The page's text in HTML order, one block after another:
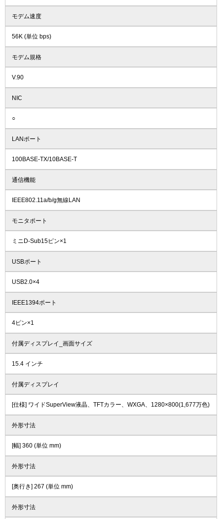
モデム速度
56K (単位 bps)
モデム規格
V.90
NIC
○
LANポート
100BASE-TX/10BASE-T
通信機能
IEEE802.11a/b/g無線LAN
モニタポート
ミニD-Sub15ピン×1
USBポート
USB2.0×4
IEEE1394ポート
4ピン×1
付属ディスプレイ_画面サイズ
15.4 インチ
付属ディスプレイ
[仕様] ワイドSuperView液晶、TFTカラー、WXGA、1280×800(1,677万色)
外形寸法
[幅] 360 (単位 mm)
外形寸法
[奥行き] 267 (単位 mm)
外形寸法